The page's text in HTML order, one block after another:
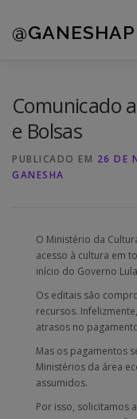
Comunicado
e Bolsas
PUBLICADO EM 26 DE
GANESHA
O Ministério da
acesso à cultura em
início do Governo
Os editais são
recursos.
atrasos no
Mas os pagamentos
Ministérios da área
assumidos.
Por isso, solicitamos